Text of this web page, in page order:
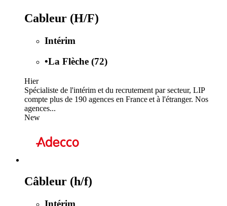
Cableur (H/F)
Intérim
•La Flèche (72)
Hier
Spécialiste de l'intérim et du recrutement par secteur, LIP
compte plus de 190 agences en France et à l'étranger. Nos
agences...
New
Câbleur (h/f)
Intérim